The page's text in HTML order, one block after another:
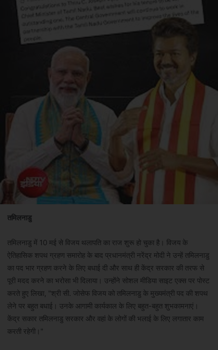
तमिलनाडु
तमिलनाडु में 10 मई से विजय थलापति का राज शुरू हो चुका है। विजय के
ऐतिहासिक शपथ ग्रहण समारोह के बाद प्रधानमंत्री नरेंद्र मोदी ने उन्हें तमिलनाडु
का पद भार ग्रहण करने के लिए बधाई दी और साथ ही केंद्र सरकार की तरफ से
पूरी मदद करने का भरोसा भी दिलाया। उन्होंने सोशल मीडिया साइट एक्स पर पोस्ट
करते हुए लिखा, "श्री सी. जोसेफ विजय को तमिलनाडु के मुख्यमंत्री पद की शपथ
लेने पर बहुत बधाई। उनके आगामी कार्यकाल के लिए बहुत-बहुत शुभकामनाएं।
केंद्र सकार तमिलनाडु सरकार और वहां के लोगों की भलाई के लिए लगातार काम
करती रहेगी।"